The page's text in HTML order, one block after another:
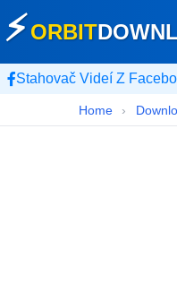
⚡ORBIT
Stahovač Videí Z
Home ›